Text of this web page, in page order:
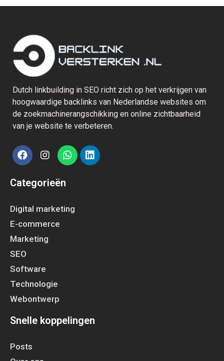
Dutch linkbuilding in SEO richt zich op het verkrijgen van
hoogwaardige backlinks van Nederlandse websites om
de zoekmachinerangschikking en online zichtbaarheid
van je website te verbeteren.
Categorieën
Digital marketing
E-commerce
Marketing
SEO
Software
Technologie
Webontwerp
Snelle koppelingen
Posts